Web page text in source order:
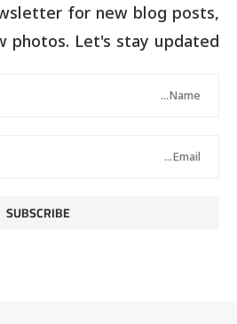
for new blog posts,
photos. Let's stay updated!